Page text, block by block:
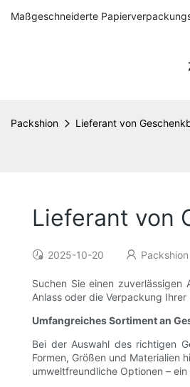
Maßgeschneiderte
Packshion Lieferant von
Lieferant von
2025-10-20 Packshion
Suchen Sie einen
Anlass oder die Verpackung
Umfangreiches Sortiment an
Bei der Auswahl des richtigen
Formen, Größen und Materialien
umweltfreundliche Optionen –